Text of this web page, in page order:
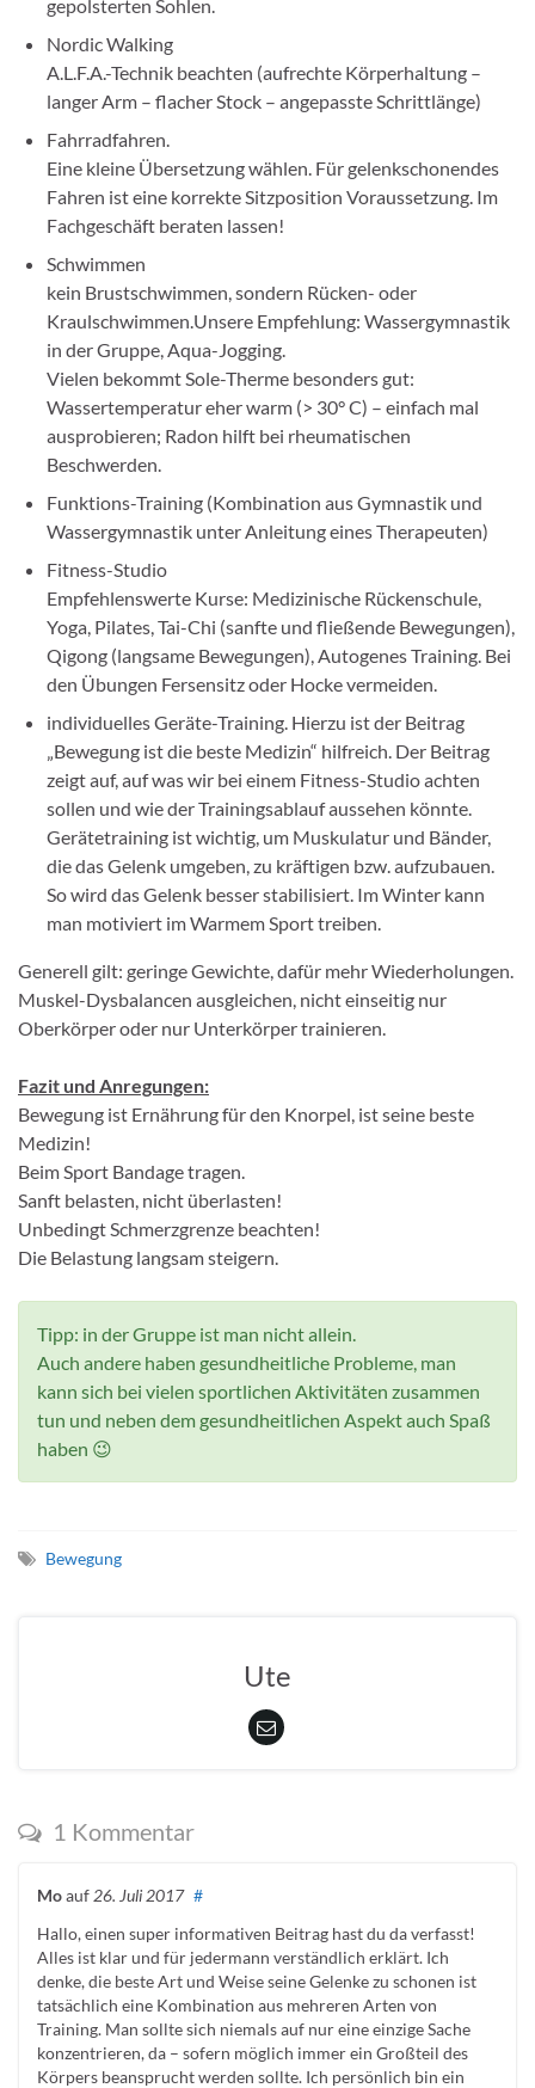
gepolsterten Sohlen.
Nordic Walking
A.L.F.A.-Technik beachten (aufrechte Körperhaltung –
langer Arm – flacher Stock – angepasste Schrittlänge)
Fahrradfahren.
Eine kleine Übersetzung wählen. Für gelenkschonendes
Fahren ist eine korrekte Sitzposition Voraussetzung. Im
Fachgeschäft beraten lassen!
Schwimmen
kein Brustschwimmen, sondern Rücken- oder
Kraulschwimmen.Unsere Empfehlung: Wassergymnastik
in der Gruppe, Aqua-Jogging.
Vielen bekommt Sole-Therme besonders gut:
Wassertemperatur eher warm (> 30° C) – einfach mal
ausprobieren; Radon hilft bei rheumatischen
Beschwerden.
Funktions-Training (Kombination aus Gymnastik und
Wassergymnastik unter Anleitung eines Therapeuten)
Fitness-Studio
Empfehlenswerte Kurse: Medizinische Rückenschule,
Yoga, Pilates, Tai-Chi (sanfte und fließende Bewegungen),
Qigong (langsame Bewegungen), Autogenes Training. Bei
den Übungen Fersensitz oder Hocke vermeiden.
individuelles Geräte-Training. Hierzu ist der Beitrag
„Bewegung ist die beste Medizin“ hilfreich. Der Beitrag
zeigt auf, auf was wir bei einem Fitness-Studio achten
sollen und wie der Trainingsablauf aussehen könnte.
Gerätetraining ist wichtig, um Muskulatur und Bänder,
die das Gelenk umgeben, zu kräftigen bzw. aufzubauen.
So wird das Gelenk besser stabilisiert. Im Winter kann
man motiviert im Warmem Sport treiben.
Generell gilt: geringe Gewichte, dafür mehr Wiederholungen.
Muskel-Dysbalancen ausgleichen, nicht einseitig nur
Oberkörper oder nur Unterkörper trainieren.
Fazit und Anregungen:
Bewegung ist Ernährung für den Knorpel, ist seine beste
Medizin!
Beim Sport Bandage tragen.
Sanft belasten, nicht überlasten!
Unbedingt Schmerzgrenze beachten!
Die Belastung langsam steigern.
Tipp: in der Gruppe ist man nicht allein.
Auch andere haben gesundheitliche Probleme, man
kann sich bei vielen sportlichen Aktivitäten zusammen
tun und neben dem gesundheitlichen Aspekt auch Spaß
haben 😉
Bewegung
Ute
1 Kommentar
Moauf 26. Juli 2017 #
Hallo, einen super informativen Beitrag hast du da verfasst!
Alles ist klar und für jedermann verständlich erklärt. Ich
denke, die beste Art und Weise seine Gelenke zu schonen ist
tatsächlich eine Kombination aus mehreren Arten von
Training. Man sollte sich niemals auf nur eine einzige Sache
konzentrieren, da – sofern möglich immer ein Großteil des
Körpers beansprucht werden sollte. Ich persönlich bin ein